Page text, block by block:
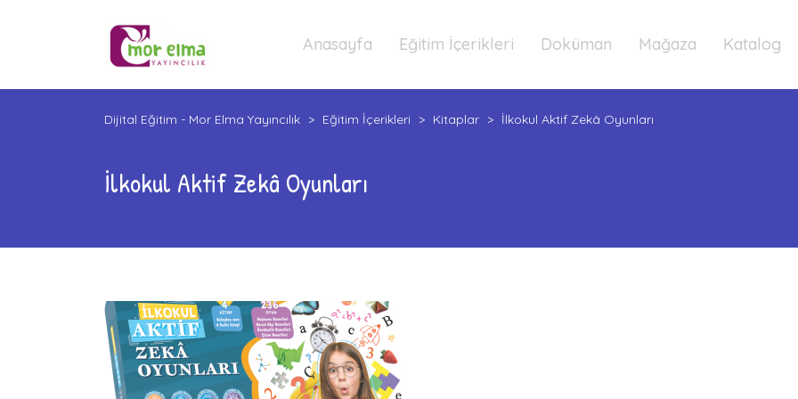
Anasayfa Eğitim İçerikleri Doküman Mağaza Katalog
Dijital Eğitim - Mor Elma Yayıncılık > Eğitim İçerikleri > Kitaplar > İlkokul Aktif Zekâ Oyunları
İlkokul Aktif Zekâ Oyunları